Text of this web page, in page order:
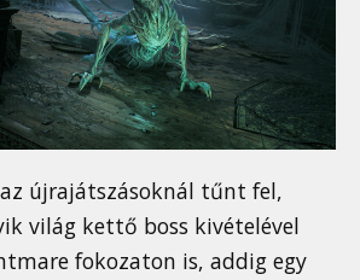
újrajátszásoknál tűnt fel,
világ kettő boss kivételével
fokozaton is, addig egy